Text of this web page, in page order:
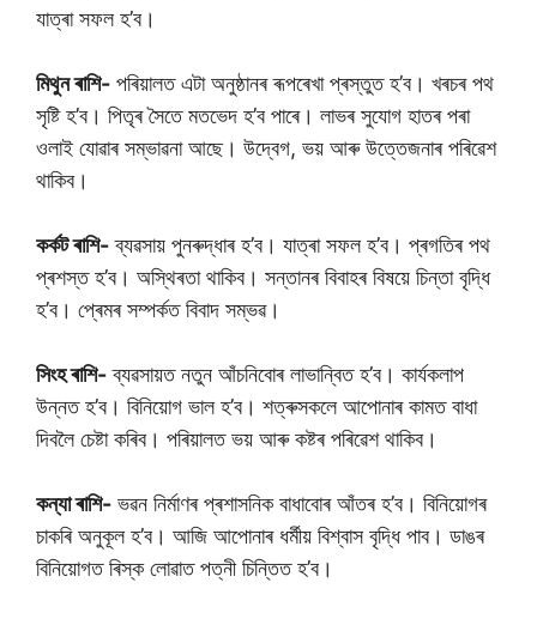
যাত্ৰা সফল হ’ব।
মিথুন ৰাশি- পৰিয়ালত এটা অনুষ্ঠানৰ ৰূপৰেখা প্ৰস্তুত হ’ব। খৰচৰ পথ
সৃষ্টি হ’ব। পিতৃৰ সৈতে মতভেদ হ’ব পাৰে। লাভৰ সুযোগ হাতৰ পৰা
ওলাই যোৱাৰ সম্ভাৱনা আছে। উদ্বেগ, ভয় আৰু উত্তেজনাৰ পৰিৱেশ
থাকিব।
কৰ্কট ৰাশি-ব্যৱসায় পুনৰুদ্ধাৰ হ’ব। যাত্ৰা সফল হ’ব। প্ৰগতিৰ পথ
প্ৰশস্ত হ’ব। অস্থিৰতা থাকিব। সন্তানৰ বিবাহৰ বিষয়ে চিন্তা বৃদ্ধি
হ’ব। প্ৰেমৰ সম্পৰ্কত বিবাদ সম্ভৱ।
সিংহ ৰাশি-ব্যৱসায়ত নতুন আঁচনিবোৰ লাভান্বিত হ’ব। কাৰ্যকলাপ
উন্নত হ’ব। বিনিয়োগ ভাল হ’ব। শত্ৰুসকলে আপোনাৰ কামত বাধা
দিবলৈ চেষ্টা কৰিব। পৰিয়ালত ভয় আৰু কষ্টৰ পৰিৱেশ থাকিব।
কন্যা ৰাশি- ভৱন নিৰ্মাণৰ প্ৰশাসনিক বাধাবোৰ আঁতৰ হ’ব। বিনিয়োগৰ
চাকৰি অনুকূল হ’ব। আজি আপোনাৰ ধৰ্মীয় বিশ্বাস বৃদ্ধি পাব। ডাঙৰ
বিনিয়োগত ৰিস্ক লোৱাত পত্নী চিন্তিত হ’ব।